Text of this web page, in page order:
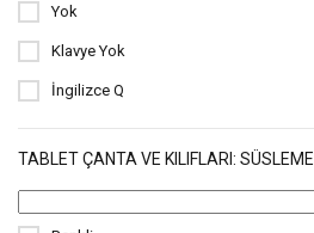
Galaxy Tab A 7.0 Kılıfları
Galaxy Tab 8.0 Kılıfları
Galaxy Tab 4 8.0 Kılıfları
iPad Mini (6. Nesil) Kılıfları
Yok
Klavye Yok
İngilizce Q
TABLET ÇANTA VE KILIFLARI: SÜSLEME